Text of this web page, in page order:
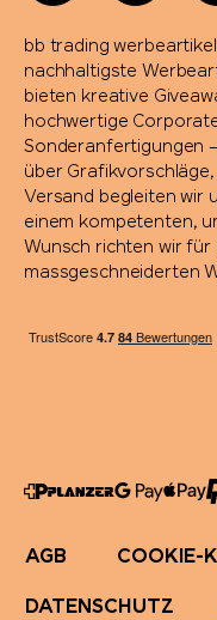
bb trading
nachhaltigste
bieten kreative
hochwertige
Sonderanfertigungen
über
Versand begleiten wir
einem kompetenten,
Wunsch richten wir für
massgeschneiderten
AGB COOKIE-
DATENSCHUTZ